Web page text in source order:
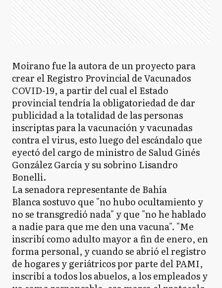
Moirano fue la autora de un proyecto para
crear el Registro Provincial de Vacunados
COVID-19, a partir del cual el Estado
provincial tendría la obligatoriedad de dar
publicidad a la totalidad de las personas
inscriptas para la vacunación y vacunadas
contra el virus, esto luego del escándalo que
eyectó del cargo de ministro de Salud Ginés
González García y su sobrino Lisandro
Bonelli.
La senadora representante de Bahía
Blanca sostuvo que "no hubo ocultamiento y
no se transgredió nada" y que "no he hablado
a nadie para que me den una vacuna". "Me
inscribí como adulto mayor a fin de enero, en
forma personal, y cuando se abrió el registro
de hogares y geriátricos por parte del PAMI,
inscribí a todos los abuelos, a los empleados y